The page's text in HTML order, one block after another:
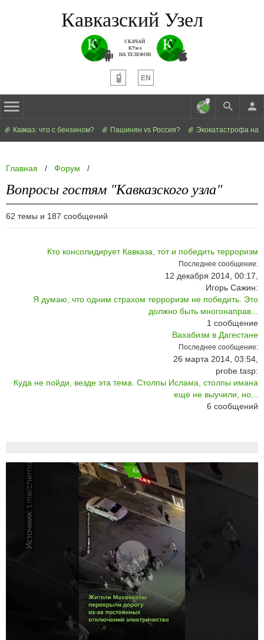
Кавказский Узел
СКАЧАЙ
КУзел
НА ТЕЛЕФОН
EN
Кавказ: что с бензином? Пашинян vs Россия? Экокатастрофа на
Главная / Форум /
Вопросы гостям "Кавказского узла"
62 темы и 187 сообщений
Кто консолидирует Кавказа, тот и победить терроризм
Последнее сообщение:
12 декабря 2014, 00:17,
Игорь Сажин:
Я думаю, что одним страхом терроризм не победить. Это
должно быть многонаправ...
1 сообщение
Вахабизм в Дагестане
Последнее сообщение:
26 марта 2014, 03:54,
probe.tasp:
Куда не пойди, везде эта тема. Столпы Ислама, столпы имана
еще не выучили, но...
6 сообщений